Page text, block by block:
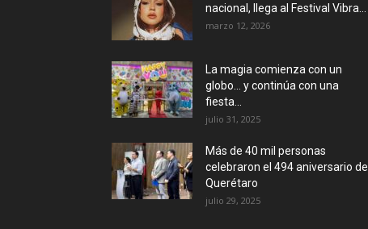
nacional, llega al Festival Vibra...
marzo 12, 2026
La magia comienza con un
globo… y continúa con una
fiesta...
julio 31, 2025
Más de 40 mil personas
celebraron el 494 aniversario de
Querétaro
julio 29, 2025